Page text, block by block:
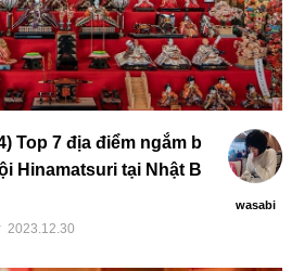
Top 7 địa điểm ngắm b
Hinamatsuri tại Nhật B
wasabi
2023.12.30